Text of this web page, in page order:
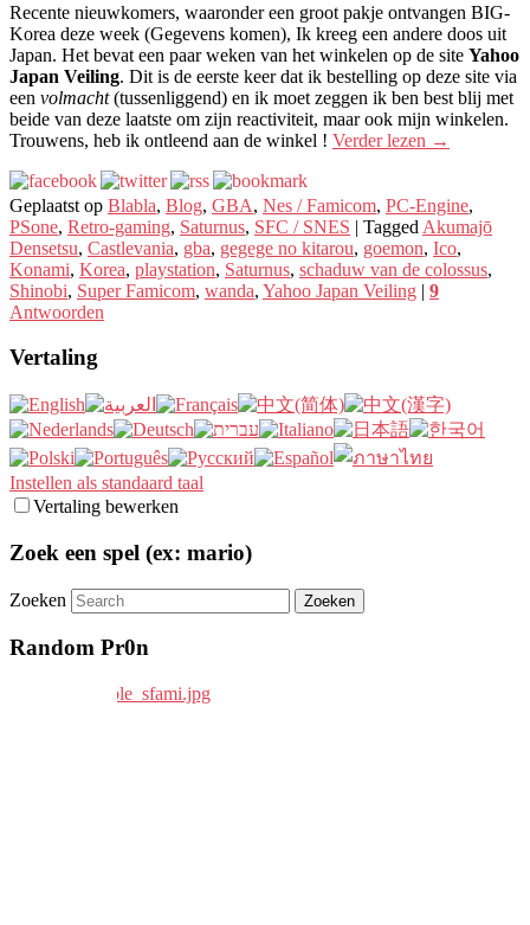
Recente nieuwkomers, waaronder een groot pakje ontvangen BIG-
Korea deze week (Gegevens komen), Ik kreeg een andere doos uit
Japan. Het bevat een paar weken van het winkelen op de site Yahoo
Japan Veiling. Dit is de eerste keer dat ik bestelling op deze site via
een volmacht(tussenliggend) en ik moet zeggen ik ben best blij met
beide van deze laatste om zijn reactiviteit, maar ook mijn winkelen.
Trouwens, heb ik ontleend aan de winkel ! Verder lezen →
Geplaatst op Blabla, Blog, GBA, Nes / Famicom, PC-Engine,
PSone, Retro-gaming, Saturnus, SFC / SNES | Tagged Akumajō
Densetsu, Castlevania, gba, gegege no kitarou, goemon, Ico,
Konami, Korea, playstation, Saturnus, schaduw van de colossus,
Shinobi, Super Famicom, wanda, Yahoo Japan Veiling | 9
Antwoorden
Vertaling
Instellen als standaard taal
Vertaling bewerken
Zoek een spel (ex: mario)
Zoeken
Random Pr0n